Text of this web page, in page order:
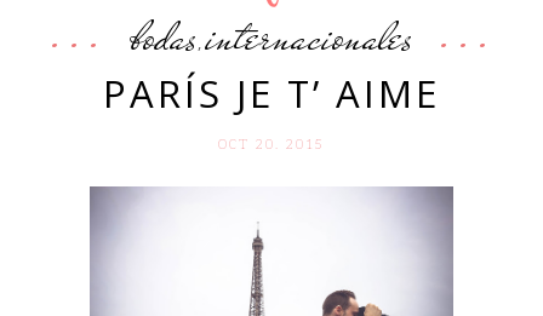
bodas,internacionales
PARÍS JE T’ AIME
OCT 20. 2015